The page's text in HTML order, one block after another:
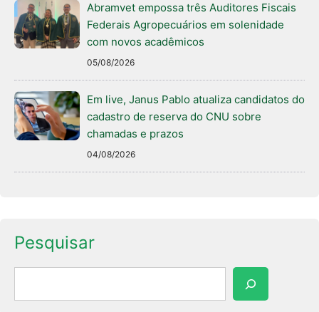
Abramvet empossa três Auditores Fiscais
Federais Agropecuários em solenidade
com novos acadêmicos
05/08/2026
Em live, Janus Pablo atualiza candidatos do
cadastro de reserva do CNU sobre
chamadas e prazos
04/08/2026
Pesquisar